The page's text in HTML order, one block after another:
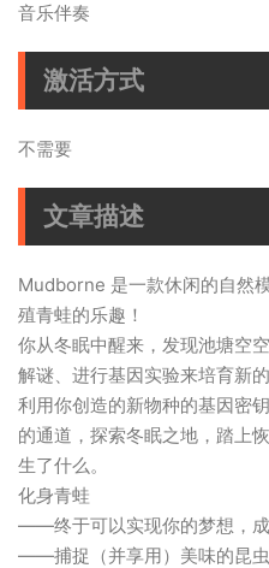
音乐伴奏
激活方式
不需要
文章描述
Mudborne 是一款休闲的自然
殖青蛙的乐趣！
你从冬眠中醒来，发现池塘空
解谜、进行基因实验来培育新
利用你创造的新物种的基因密
的通道，探索冬眠之地，踏上
生了什么。
化身青蛙
——终于可以实现你的梦想，成
——捕捉（并享用）美味的昆虫